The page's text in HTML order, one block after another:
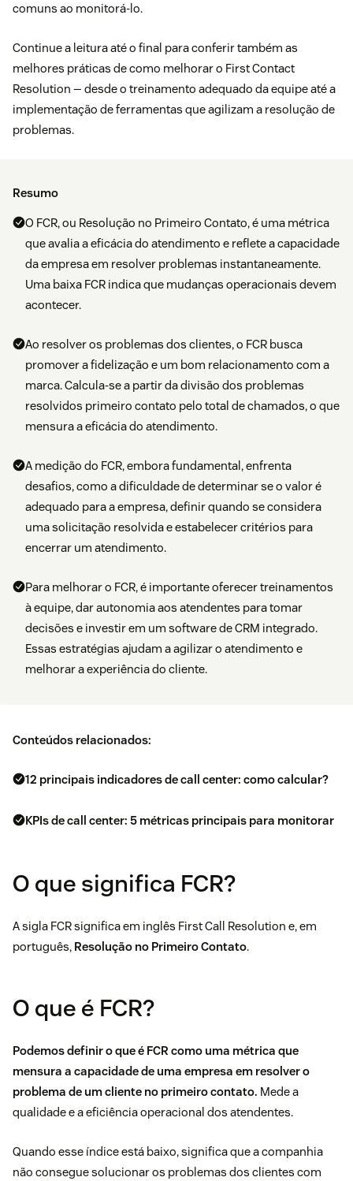
comuns ao monitorá-lo.
Continue a leitura até o final para conferir também as
melhores práticas de como melhorar o First Contact
Resolution — desde o treinamento adequado da equipe até a
implementação de ferramentas que agilizam a resolução de
problemas.
Resumo
O FCR, ou Resolução no Primeiro Contato, é uma métrica
que avalia a eficácia do atendimento e reflete a capacidade
da empresa em resolver problemas instantaneamente.
Uma baixa FCR indica que mudanças operacionais devem
acontecer.
Ao resolver os problemas dos clientes, o FCR busca
promover a fidelização e um bom relacionamento com a
marca. Calcula-se a partir da divisão dos problemas
resolvidos primeiro contato pelo total de chamados, o que
mensura a eficácia do atendimento.
A medição do FCR, embora fundamental, enfrenta
desafios, como a dificuldade de determinar se o valor é
adequado para a empresa, definir quando se considera
uma solicitação resolvida e estabelecer critérios para
encerrar um atendimento.
Para melhorar o FCR, é importante oferecer treinamentos
à equipe, dar autonomia aos atendentes para tomar
decisões e investir em um software de CRM integrado.
Essas estratégias ajudam a agilizar o atendimento e
melhorar a experiência do cliente.
Conteúdos relacionados:
12 principais indicadores de call center: como calcular?
KPIs de call center: 5 métricas principais para monitorar
O que significa FCR?
A sigla FCR significa em inglês First Call Resolution e, em
português, Resolução no Primeiro Contato.
O que é FCR?
Podemos definir o que é FCR como uma métrica que
mensura a capacidade de uma empresa em resolver o
problema de um cliente no primeiro contato. Mede a
qualidade e a eficiência operacional dos atendentes.
Quando esse índice está baixo, significa que a companhia
não consegue solucionar os problemas dos clientes com